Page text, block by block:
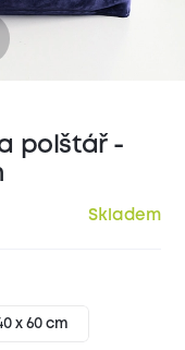
polštář -
Skladem
x 60 cm